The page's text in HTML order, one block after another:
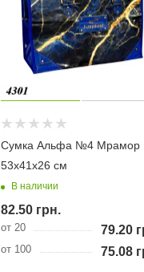
Сумка Альфа №4 Мрамор
53х41х26 см
В наличии
82.50 грн.
от 20 79.20
от 100 75.08